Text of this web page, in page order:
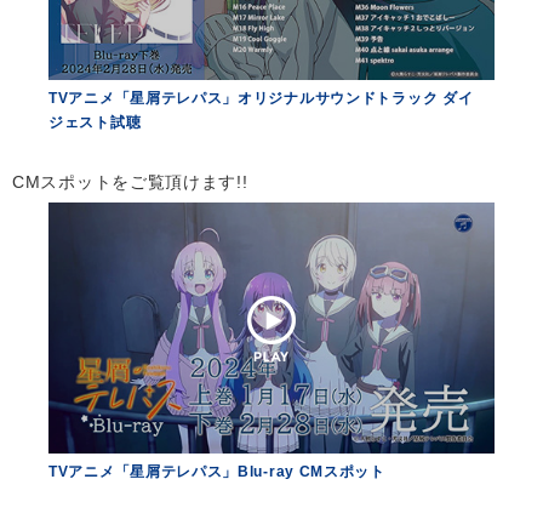
TVアニメ「星屑テレパス」オリジナルサウンドトラック ダイ
ジェスト試聴
CMスポットをご覧頂けます!!
TVアニメ「星屑テレパス」Blu-ray CMスポット